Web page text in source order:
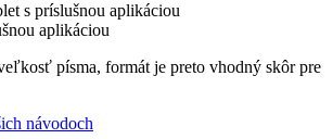
s príslušnou aplikáciou
aplikáciou
písma, formát je preto vhodný skôr pre
návodoch